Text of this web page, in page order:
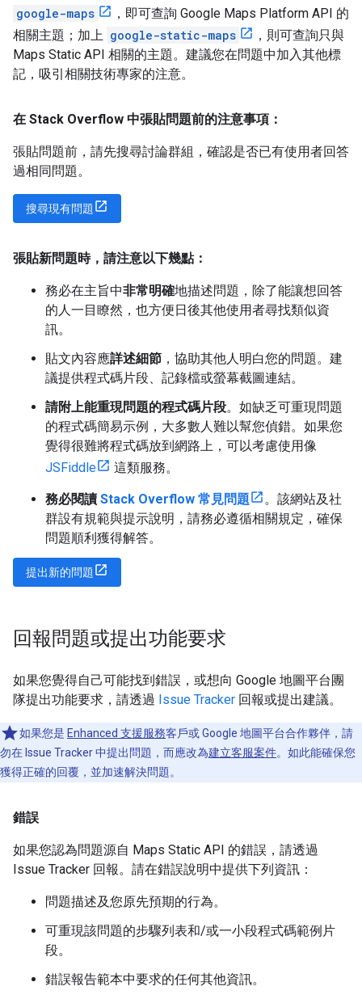
google-maps
，即可查詢 Google Maps Platform API 的
相關主題；加上 google-static-maps
，則可查詢只與
Maps Static API 相關的主題。建議您在問題中加入其他標
記，吸引相關技術專家的注意。
在 Stack Overflow 中張貼問題前的注意事項：
張貼問題前，請先搜尋討論群組，確認是否已有使用者回答
過相同問題。
搜尋現有問題
張貼新問題時，請注意以下幾點：
務必在主旨中非常明確地描述問題，除了能讓想回答
的人一目瞭然，也方便日後其他使用者尋找類似資
訊。
貼文內容應詳述細節 ，協助其他人明白您的問題。建
議提供程式碼片段、記錄檔或螢幕截圖連結。
請附上能重現問題的程式碼片段。如缺乏可重現問題
的程式碼簡易示例，大多數人難以幫您偵錯。如果您
覺得很難將程式碼放到網路上，可以考慮使用像
JSFiddle
這類服務。
務必閱讀 Stack Overflow 常見問題
。該網站及社
群設有規範與提示說明，請務必遵循相關規定，確保
問題順利獲得解答。
提出新的問題
回報問題或提出功能要求
如果您覺得自己可能找到錯誤，或想向 Google 地圖平台團
隊提出功能要求，請透過 Issue Tracker 回報或提出建議。
如果您是 Enhanced 支援服務客戶或 Google 地圖平台合作夥伴，請
勿在 Issue Tracker 中提出問題，而應改為建立客服案件。如此能確保您
獲得正確的回覆，並加速解決問題。
錯誤
如果您認為問題源自 Maps Static API 的錯誤，請透過
Issue Tracker 回報。請在錯誤說明中提供下列資訊：
問題描述及您原先預期的行為。
可重現該問題的步驟列表和/或一小段程式碼範例片
段。
錯誤報告範本中要求的任何其他資訊。